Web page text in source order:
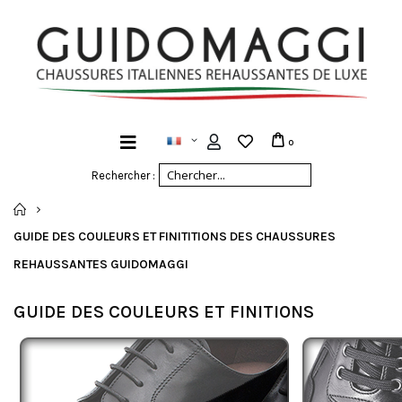
Rechercher :
0
GUIDE DES COULEURS ET FINITITIONS DES CHAUSSURES
REHAUSSANTES GUIDOMAGGI
GUIDE DES COULEURS ET FINITIONS